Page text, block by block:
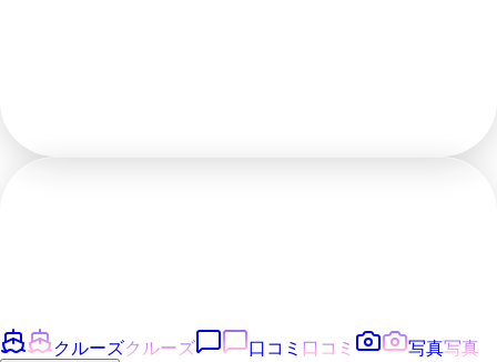
クルーズクルーズ 口コミ 口コミ 写真写真